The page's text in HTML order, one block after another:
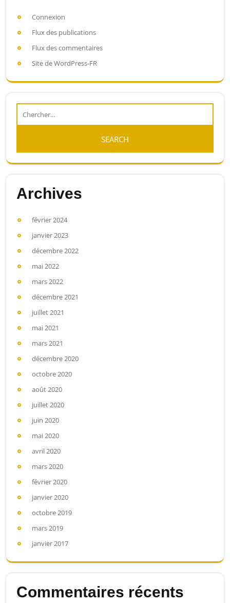
Connexion
Flux des publications
Flux des commentaires
Site de WordPress-FR
Archives
février 2024
janvier 2023
décembre 2022
mai 2022
mars 2022
décembre 2021
juillet 2021
mai 2021
mars 2021
décembre 2020
octobre 2020
août 2020
juillet 2020
juin 2020
mai 2020
avril 2020
mars 2020
février 2020
janvier 2020
octobre 2019
mars 2019
janvier 2017
Commentaires récents